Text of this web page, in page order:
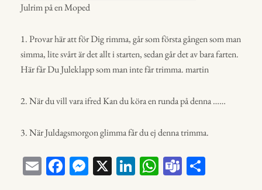
Julrim på en Moped
1. Provar här att för Dig rimma, går som första gången som man
simma, lite svårt är det allt i starten, sedan går det av bara farten.
Här får Du Juleklapp som man inte får trimma. martin
2. När du vill vara ifred Kan du köra en runda på denna ……
3. När Juldagsmorgon glimma får du ej denna trimma.
E Fa M X Li W Te